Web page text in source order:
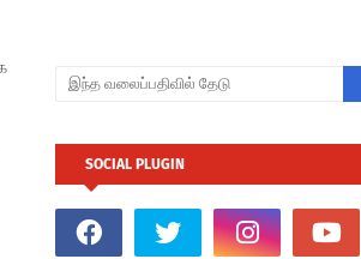
SOCIAL PLUGIN